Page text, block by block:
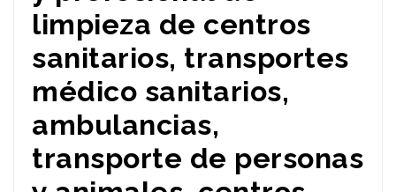
limpieza de centros
sanitarios, transportes
médico sanitarios,
ambulancias,
transporte de personas